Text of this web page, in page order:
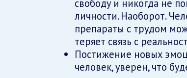
свободу и никогда не
личности. Наоборот.
препараты с трудом
теряет связь с
Постижение новых
человек, уверен, что